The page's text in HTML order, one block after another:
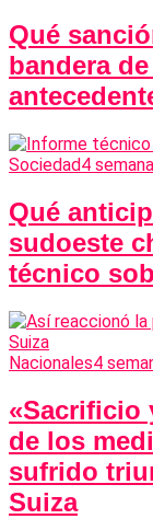
Qué
bandera
Sociedad4
Qué
sudoeste
técnico
Nacionales4
«Sacrificio
de los
sufrido
Suiza